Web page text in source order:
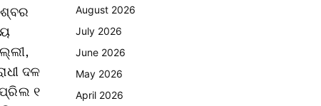
ଦଳ
୧
August 2026
July 2026
June 2026
May 2026
April 2026